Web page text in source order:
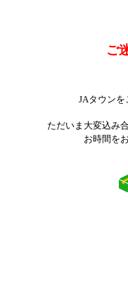
ご
JAタウンを
ただいま大変込み
お時間を